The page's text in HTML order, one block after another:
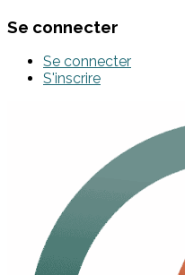
Se connecter
Se connecter
S'inscrire